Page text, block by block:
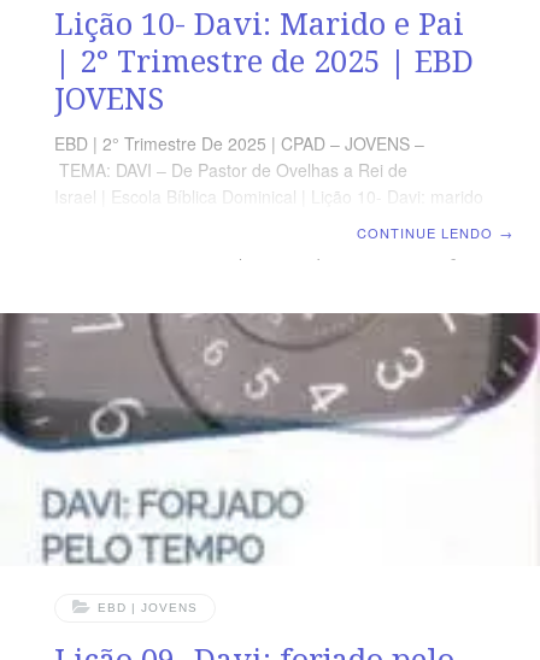
Lição 10- Davi: Marido e Pai
| 2° Trimestre de 2025 | EBD
JOVENS
EBD | 2° Trimestre De 2025 | CPAD – JOVENS –
TEMA: DAVI – De Pastor de Ovelhas a Rei de
Israel | Escola Bíblica Dominical | Lição 10- Davi: marido
importantes reflexões. LEITURA SEMANAL SEGUNDA –
1Tm 5.8 O cuidado com a famíliaTERÇA – 2 Rs 4 3-5
Uma família unidaQUARTA – Is 49-15.16 O Senhor não
se esquece dos seusQUINTA
CONTINUE LENDO →
EBD | JOVENS